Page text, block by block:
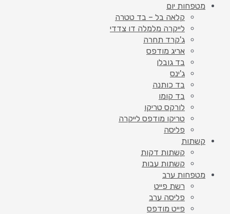
מטפחות יום
קלאה בל – בד טטרה
לייקרה מלמלה דו צדדי
ג'קרד תחרה
אריג מודפס
בד גובלן
ג'ינס
בד כותנה
בד קומו
לורקס טריקו
טריקו מודפס לייקרה
פליסה
קשתות
קשתות דקות
קשתות עבות
מטפחות ערב
רשת פייט
פליסה ערב
פייט מודפס